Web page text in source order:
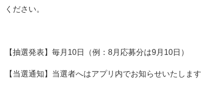
ください。
【抽選発表】毎月10日（例：8月応募分は9月10日）
【当選通知】当選者へはアプリ内でお知らせいたします